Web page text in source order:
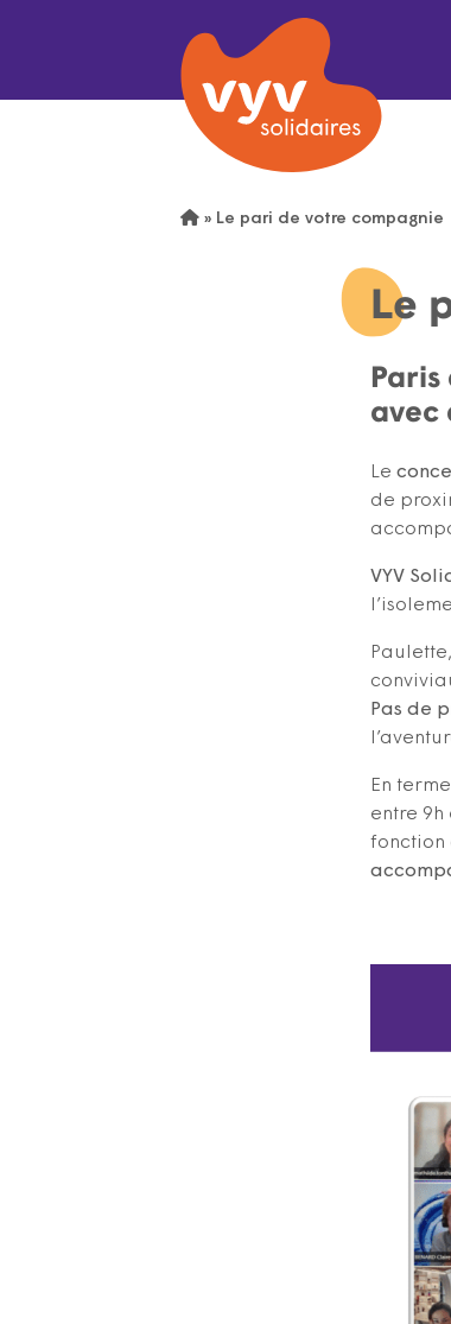
» Le pari de votre compagnie
Le
avec
Le
de
VYV
Pas de
En
entre 9h
fonction